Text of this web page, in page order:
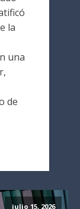
la
una
de
julio 15, 2026